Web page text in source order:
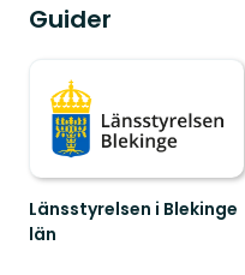
Guider
Länsstyrelsen i Blekinge
län